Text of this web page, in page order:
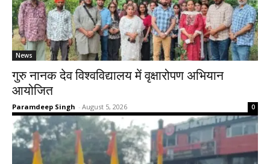
News
गुरु नानक देव विश्वविद्यालय में वृक्षारोपण अभियान
आयोजित
Paramdeep Singh - August 5, 2026 0